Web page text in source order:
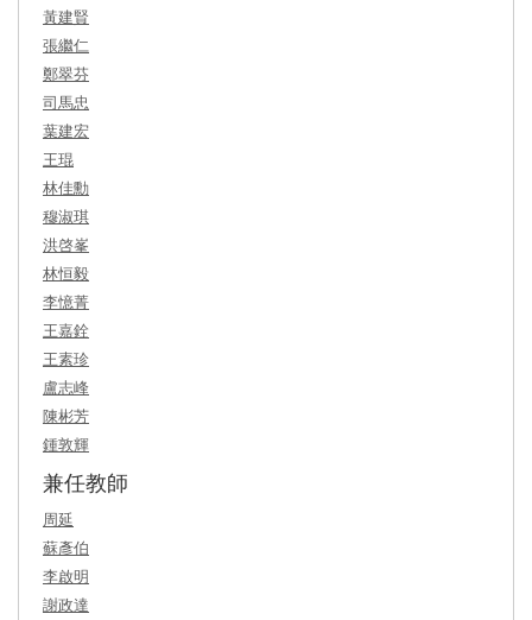
黃建賢
張繼仁
鄭翠芬
司馬忠
葉建宏
王琨
林佳勳
穆淑琪
洪啓峯
林恒毅
李憶菁
王嘉銓
王素珍
盧志峰
陳彬芳
鍾敦輝
兼任教師
周延
蘇彥伯
李啟明
謝政達